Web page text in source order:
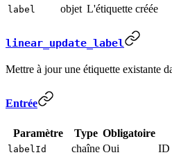
label objet L'étiquette créée
linear_update_label
Mettre à jour une étiquette existante
Entrée
Paramètre Type Obligatoire
labelId chaîne Oui ID